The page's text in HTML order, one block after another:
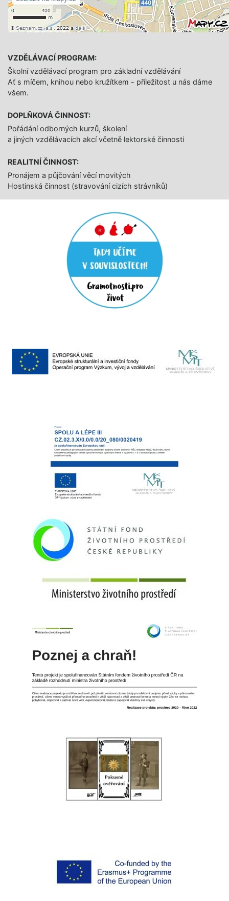
VZDĚLÁVACÍ PROGRAM:
Školní vzdělávací program pro základní vzdělávání
Ať s míčem, knihou nebo kružítkem - příležitost u nás dáme
všem.
DOPLŇKOVÁ ČINNOST:
Pořádání odborných kurzů, školení
a jiných vzdělávacích akcí včetně lektorské činnosti
REALITNÍ ČINNOST:
Pronájem a půjčování věcí movitých
Hostinská činnost (stravování cizích strávníků)